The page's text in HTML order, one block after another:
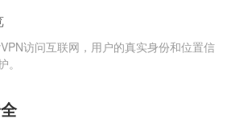
访问互联网，用户的真实身份和位置信
。